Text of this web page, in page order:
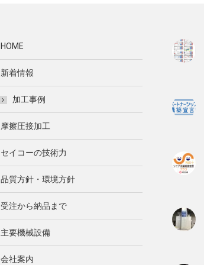
HOME
新着情報
加工事例
摩擦圧接加工
セイコーの技術力
品質方針・環境方針
受注から納品まで
主要機械設備
会社案内